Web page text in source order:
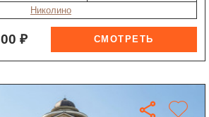
Николино
₽